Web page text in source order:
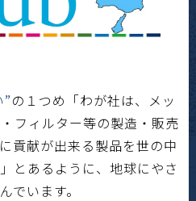
の１つめ「わが社は、メッ
フィルター等の製造・販売
貢献が出来る製品を世の中
とあるように、地球にやさ
でいます。